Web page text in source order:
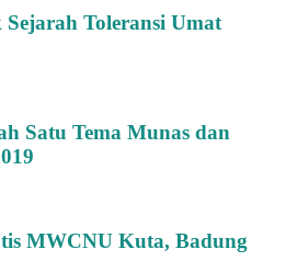
Toleransi Umat
Satu Tema Munas dan
MWCNU Kuta, Badung